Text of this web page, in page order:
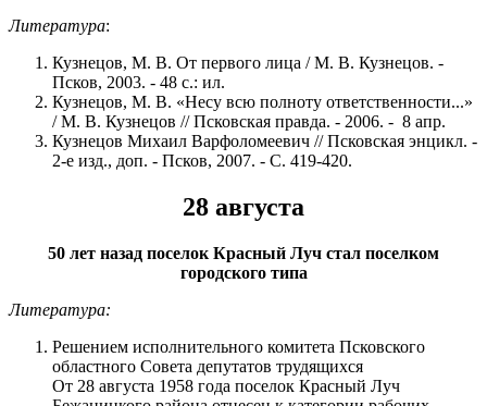
Литература:
Кузнецов, М. В. От первого лица / М. В. Кузнецов. -
Псков, 2003. - 48 с.: ил.
Кузнецов, М. В. «Несу всю полноту ответственности...»
/ М. В. Кузнецов // Псковская правда. - 2006. - 8 апр.
Кузнецов Михаил Варфоломеевич // Псковская энцикл. -
2-е изд., доп. - Псков, 2007. - С. 419-420.
28 августа
50 лет назад поселок Красный Луч стал поселком
городского типа
Литература:
Решением исполнительного комитета Псковского
областного Совета депутатов трудящихся
От 28 августа 1958 года поселок Красный Луч